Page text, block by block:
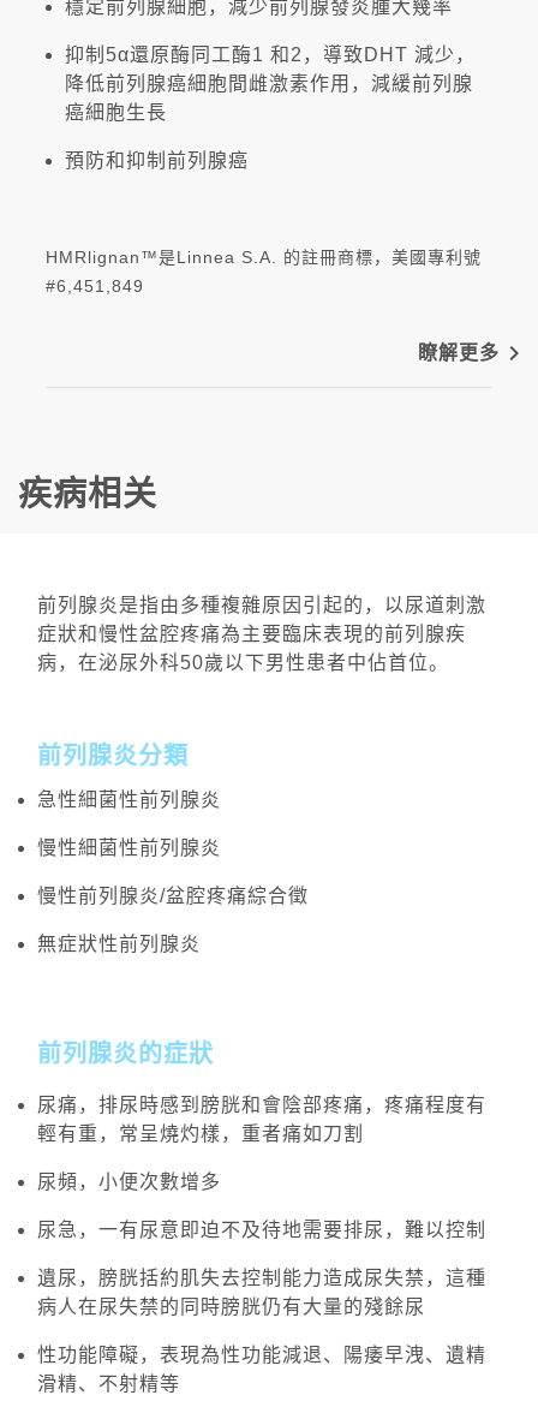
穩定前列腺細胞，減少前列腺發炎腫大幾率
抑制5α還原酶同工酶1 和2，導致DHT 減少，
降低前列腺癌細胞間雌激素作用，減緩前列腺
癌細胞生長
預防和抑制前列腺癌
HMRlignan™是Linnea S.A. 的註冊商標，美國專利號
#6,451,849
瞭解更多 navigate_next
疾病相关
前列腺炎是指由多種複雜原因引起的，以尿道刺激
症狀和慢性盆腔疼痛為主要臨床表現的前列腺疾
病，在泌尿外科50歲以下男性患者中佔首位。
前列腺炎分類
急性細菌性前列腺炎
慢性細菌性前列腺炎
慢性前列腺炎/盆腔疼痛綜合徵
無症狀性前列腺炎
前列腺炎的症狀
尿痛，排尿時感到膀胱和會陰部疼痛，疼痛程度有
輕有重，常呈燒灼樣，重者痛如刀割
尿頻，小便次數增多
尿急，一有尿意即迫不及待地需要排尿，難以控制
遺尿，膀胱括約肌失去控制能力造成尿失禁，這種
病人在尿失禁的同時膀胱仍有大量的殘餘尿
性功能障礙，表現為性功能減退、陽痿早洩、遺精
滑精、不射精等